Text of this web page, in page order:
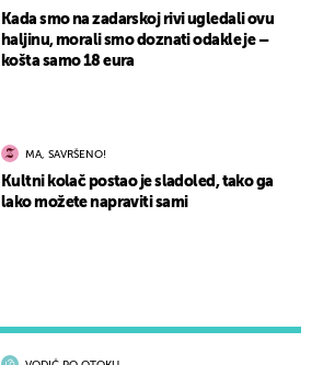
Kada smo na zadarskoj rivi ugledali ovu
haljinu, morali smo doznati odakle je –
košta samo 18 eura
MA, SAVRŠENO!
Kultni kolač postao je sladoled, tako ga
lako možete napraviti sami